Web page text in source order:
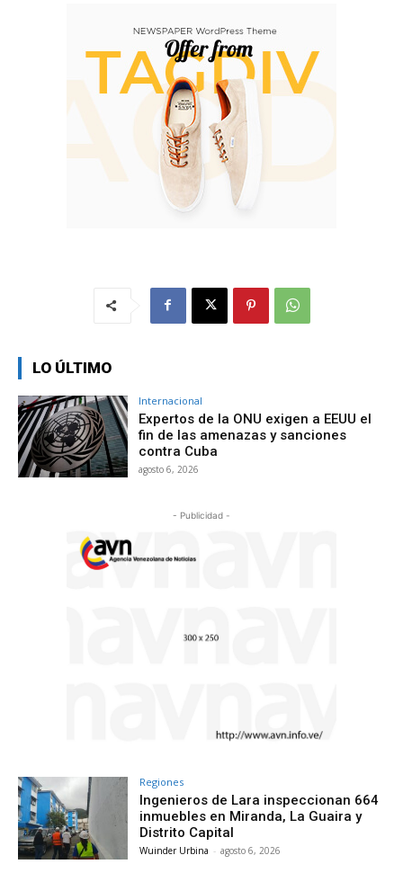
LO ÚLTIMO
Internacional
Expertos de la ONU exigen a EEUU el
fin de las amenazas y sanciones
contra Cuba
agosto 6, 2026
- Publicidad -
Regiones
Ingenieros de Lara inspeccionan 664
inmuebles en Miranda, La Guaira y
Distrito Capital
Wuinder Urbina - agosto 6, 2026